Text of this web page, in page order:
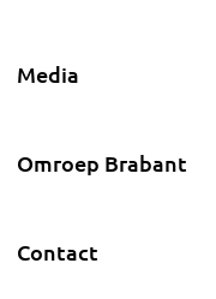
Media
Omroep Brabant
Contact